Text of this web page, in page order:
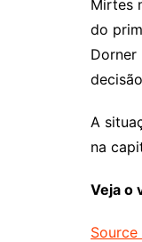
Mirtes
do
Dorner
A
na
Veja o
Source